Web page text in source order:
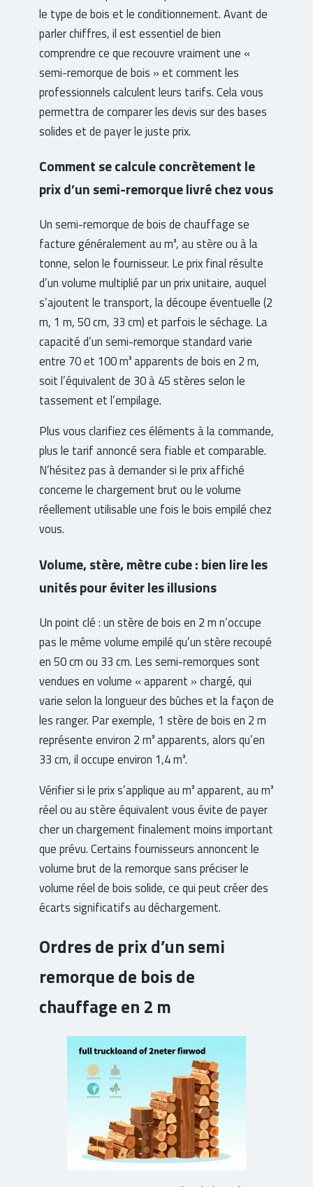
le type de bois et le conditionnement. Avant de
parler chiffres, il est essentiel de bien
comprendre ce que recouvre vraiment une «
semi-remorque de bois » et comment les
professionnels calculent leurs tarifs. Cela vous
permettra de comparer les devis sur des bases
solides et de payer le juste prix.
Comment se calcule concrètement le
prix d’un semi-remorque livré chez vous
Un semi-remorque de bois de chauffage se
facture généralement au m³, au stère ou à la
tonne, selon le fournisseur. Le prix final résulte
d’un volume multiplié par un prix unitaire, auquel
s’ajoutent le transport, la découpe éventuelle (2
m, 1 m, 50 cm, 33 cm) et parfois le séchage. La
capacité d’un semi-remorque standard varie
entre 70 et 100 m³ apparents de bois en 2 m,
soit l’équivalent de 30 à 45 stères selon le
tassement et l’empilage.
Plus vous clarifiez ces éléments à la commande,
plus le tarif annoncé sera fiable et comparable.
N’hésitez pas à demander si le prix affiché
concerne le chargement brut ou le volume
réellement utilisable une fois le bois empilé chez
vous.
Volume, stère, mètre cube : bien lire les
unités pour éviter les illusions
Un point clé : un stère de bois en 2 m n’occupe
pas le même volume empilé qu’un stère recoupé
en 50 cm ou 33 cm. Les semi-remorques sont
vendues en volume « apparent » chargé, qui
varie selon la longueur des bûches et la façon de
les ranger. Par exemple, 1 stère de bois en 2 m
représente environ 2 m³ apparents, alors qu’en
33 cm, il occupe environ 1,4 m³.
Vérifier si le prix s’applique au m³ apparent, au m³
réel ou au stère équivalent vous évite de payer
cher un chargement finalement moins important
que prévu. Certains fournisseurs annoncent le
volume brut de la remorque sans préciser le
volume réel de bois solide, ce qui peut créer des
écarts significatifs au déchargement.
Ordres de prix d’un semi
remorque de bois de
chauffage en 2 m